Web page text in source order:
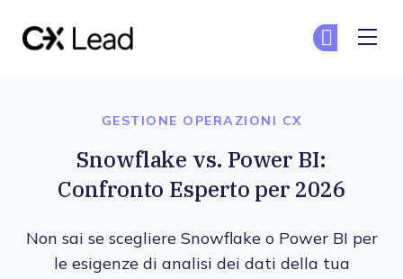
GESTIONE OPERAZIONI CX
Snowflake vs. Power BI:
Confronto Esperto per 2026
Non sai se scegliere Snowflake o Power BI per
le esigenze di analisi dei dati della tua